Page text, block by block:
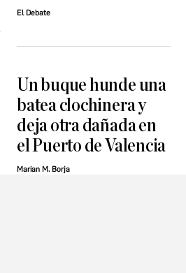
El Debate
Un buque hunde una
batea clochinera y
deja otra dañada en
el Puerto de Valencia
Marian M. Borja